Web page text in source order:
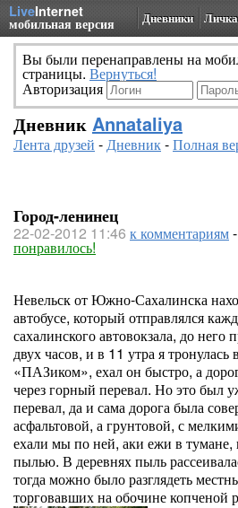
LiveInternet
мобильная версия Дневники Личка
Вы были перенаправлены на
страницы. Вернуться!
Авторизация
Дневник Annataliya
Лента друзей -Дневник-Полная
Город-ленинец
22-02-2012 11:46 к комментариям-
понравилось!
Невельск от Южно-Сахалинска
автобусе, который отправлялся
сахалинского автовокзала, до него
двух часов, и в 11 утра я тронулась
«ПАЗиком», ехал он быстро, а
через горный перевал. Но это был
перевал, да и сама дорога была
асфальтовой, а грунтовой, с
ехали мы по ней, аки ежи в
пылью. В деревнях пыль
тогда можно было разглядеть
торговавших на обочине